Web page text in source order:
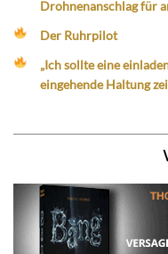
Drohnenanschlag für
Der Ruhrpilot
„Ich sollte eine
eingehende Haltung